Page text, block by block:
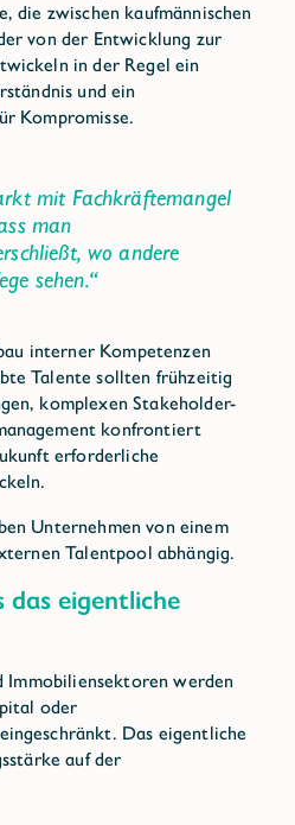
die zwischen kaufmännischen
von der Entwicklung zur
in der Regel ein
und ein
Kompromisse.
mit Fachkräftemangel
man
wo andere
sehen.“
interner Kompetenzen
Talente sollten frühzeitig
komplexen Stakeholder-
konfrontiert
erforderliche
Unternehmen von einem
Talentpool abhängig.
das eigentliche
Immobiliensektoren werden
oder
Das eigentliche
auf der